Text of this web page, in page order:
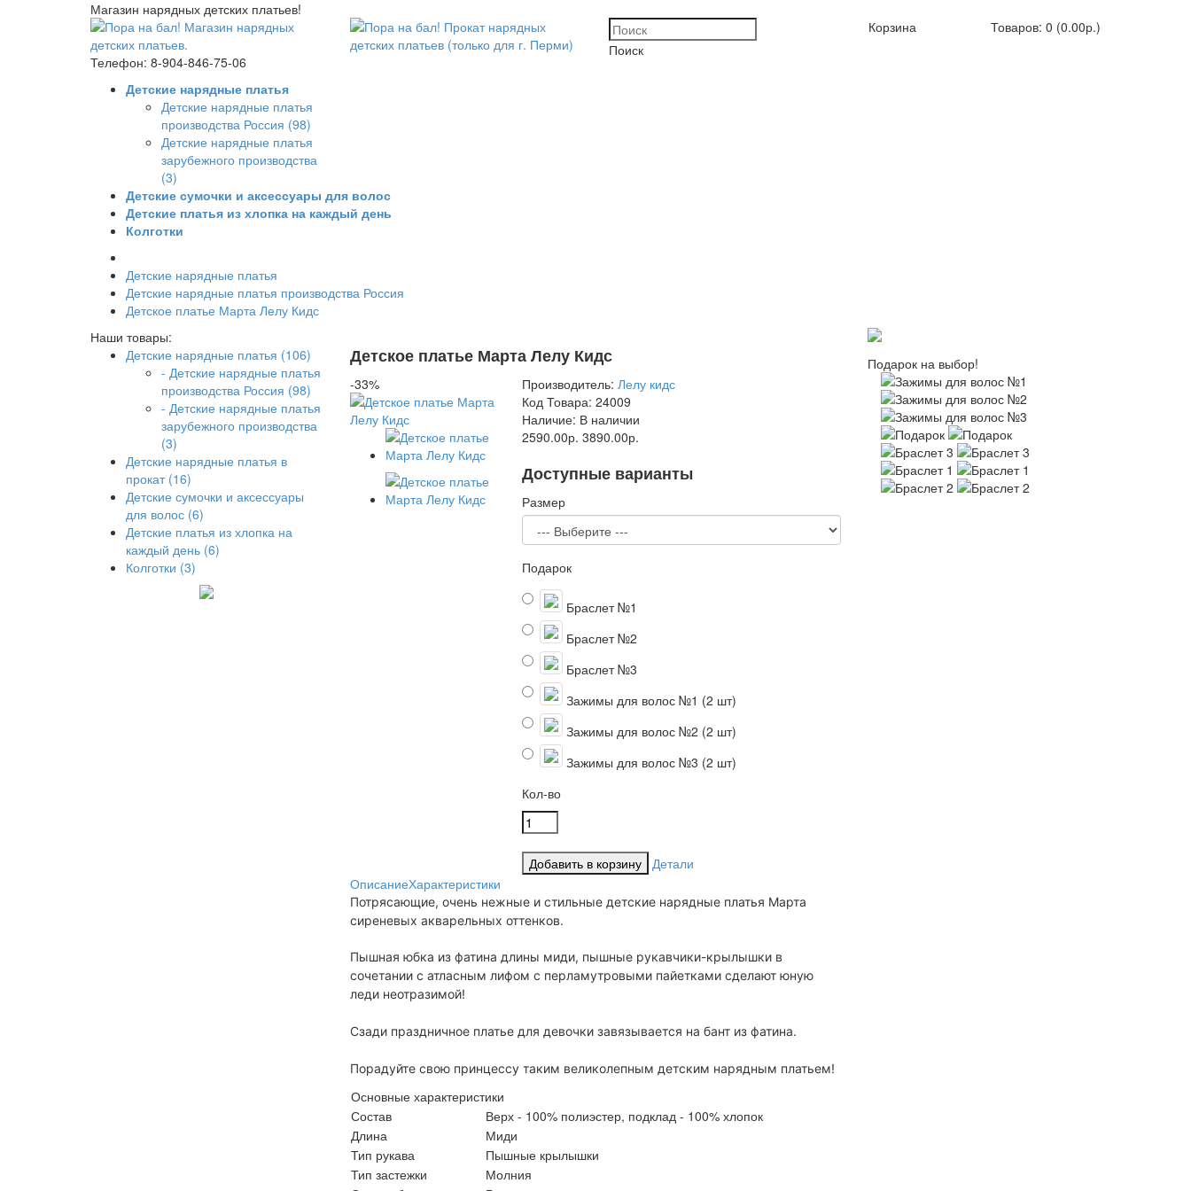
Магазин нарядных детских платьев!
Телефон: 8-904-846-75-06
Поиск
Корзина Товаров: 0 (0.00р.)
Детские нарядные платья
Детские нарядные платья
производства Россия (98)
Детские нарядные платья
зарубежного производства
(3)
Детские сумочки и аксессуары для волос
Детские платья из хлопка на каждый день
Колготки
Детские нарядные платья
Детские нарядные платья производства Россия
Детское платье Марта Лелу Кидс
Наши товары:
Детские нарядные платья (106)
- Детские нарядные платья
производства Россия (98)
- Детские нарядные платья
зарубежного производства
(3)
Детские нарядные платья в
прокат (16)
Детские сумочки и аксессуары
для волос (6)
Детские платья из хлопка на
каждый день (6)
Колготки (3)
Детское платье Марта Лелу Кидс
-33% Производитель: Лелу кидс
Код Товара: 24009
Наличие: В наличии
2590.00р. 3890.00р.
Доступные варианты
Размер
Подарок
Браслет №1
Браслет №2
Браслет №3
Зажимы для волос №1 (2 шт)
Зажимы для волос №2 (2 шт)
Зажимы для волос №3 (2 шт)
Кол-во
Детали
ОписаниеХарактеристики
Потрясающие, очень нежные и стильные детские нарядные платья Марта
сиреневых акварельных оттенков.
Пышная юбка из фатина длины миди, пышные рукавчики-крылышки в
сочетании с атласным лифом с перламутровыми пайетками сделают юную
леди неотразимой!
Сзади праздничное платье для девочки завязывается на бант из фатина.
Порадуйте свою принцессу таким великолепным детским нарядным платьем!
Основные характеристики
Состав
Верх - 100% полиэстер, подклад - 100% хлопок
Длина
Миди
Тип рукава
Пышные крылышки
Тип застежки
Молния
Подарок на выбор!